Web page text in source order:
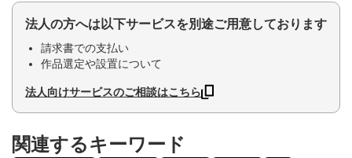
法人の方へは以下サービスを別途ご用意しております
請求書での支払い
作品選定や設置について
法人向けサービスのご相談はこちら
関連するキーワード